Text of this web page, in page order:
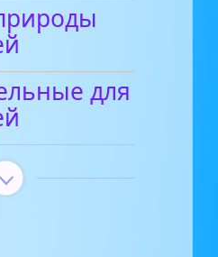
для